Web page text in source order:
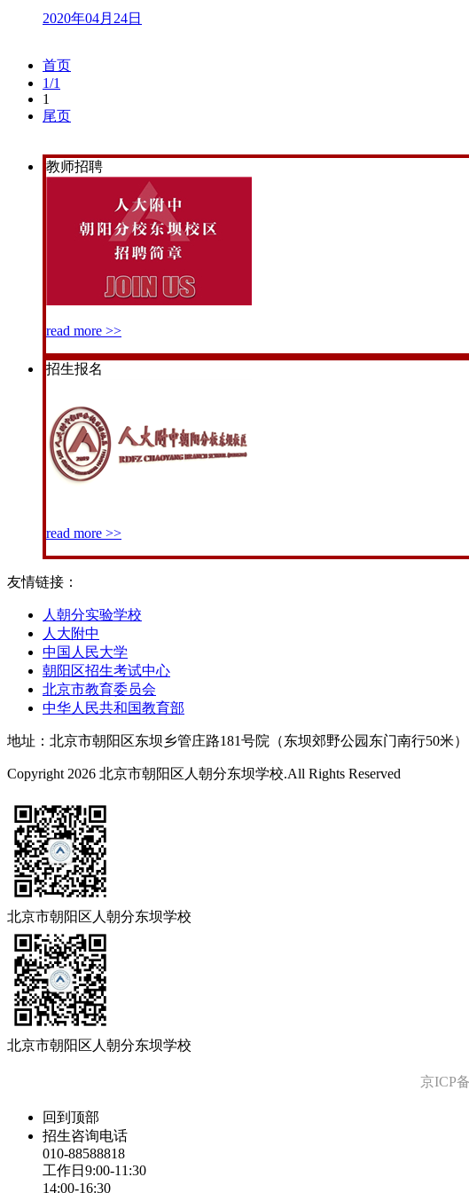
2020年04月24日
首页
1/1
1
尾页
教师招聘
read more >>
招生报名
read more >>
友情链接：
人朝分实验学校
人大附中
中国人民大学
朝阳区招生考试中心
北京市教育委员会
中华人民共和国教育部
地址：北京市朝阳区东坝乡管庄路181号院（东坝郊野公园东门南行50米
Copyright 2026 北京市朝阳区人朝分东坝学校.All Rights Reserved
北京市朝阳区人朝分东坝学校
北京市朝阳区人朝分东坝学校
京ICP
回到顶部
招生咨询电话
010-88588818
工作日9:00-11:30
14:00-16:30